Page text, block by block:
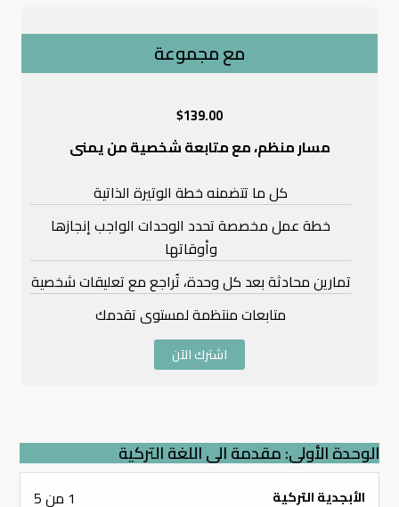
مع مجموعة
$139.00
مسار منظم، مع متابعة شخصية من يمنى
كل ما تتضمنه خطة الوتيرة الذاتية
خطة عمل مخصصة تحدد الوحدات الواجب إنجازها
وأوقاتها
تمارين محادثة بعد كل وحدة، تُراجع مع تعليقات شخصية
متابعات منتظمة لمستوى تقدمك
اشترك الآن
الوحدة الأولى: مقدمة الى اللغة التركية
1 من 5 الأبجدية التركية